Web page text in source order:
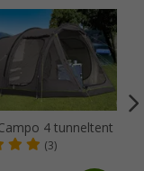
4 tunneltent
(3)